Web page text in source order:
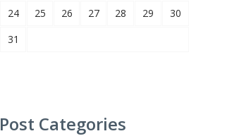
24
25 26 27 28 29
30
31
Post Categories